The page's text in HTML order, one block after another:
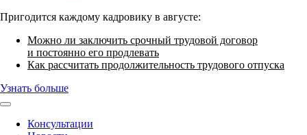
Пригодится каждому кадровику в августе:
Можно ли заключить срочный трудовой договор
и постоянно его продлевать
Как рассчитать продолжительность трудового отпуска
Узнать больше
Консультации